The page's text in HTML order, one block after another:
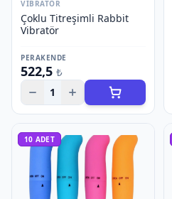
VIBRATÖR
Çoklu Titreşimli Rabbit
Vibratör
PERAKENDE
522,5 ₺
1
10 ADET